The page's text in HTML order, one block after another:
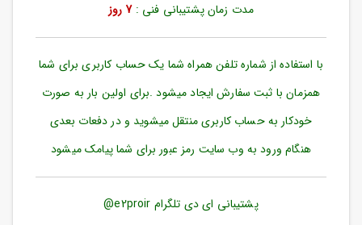
مندی
ها
مدت زمان پشتیبانی فنی :7 روز
با استفاده از شماره تلفن همراه شما یک حساب کاربری برای شما
همزمان با ثبت سفارش ایجاد میشود .برای اولین بار به صورت
خودکار به حساب کاربری منتقل میشوید و در دفعات بعدی
هنگام ورود به وب سایت رمز عبور برای شما پیامک میشود
پشتیبانی ای دی تلگرام e2proir@